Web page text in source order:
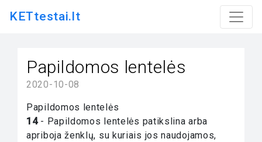
KETtestai.lt
Papildomos lentelės
2020-10-08
Papildomos lentelės
14- Papildomos lentelės patikslina arba
apriboja ženklų, su kuriais jos naudojamos,